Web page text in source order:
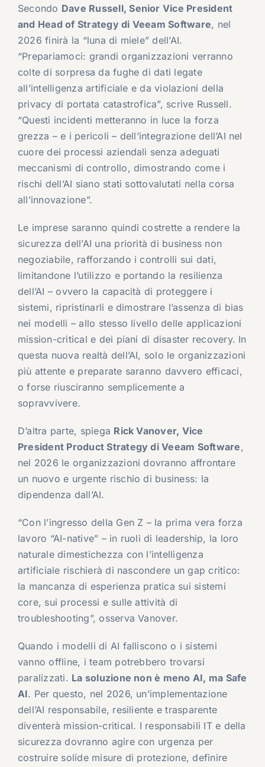
Secondo Dave Russell, Senior Vice President
and Head of Strategy di Veeam Software, nel
2026 finirà la “luna di miele” dell’AI.
“Prepariamoci: grandi organizzazioni verranno
colte di sorpresa da fughe di dati legate
all’intelligenza artificiale e da violazioni della
privacy di portata catastrofica”, scrive Russell.
“Questi incidenti metteranno in luce la forza
grezza – e i pericoli – dell’integrazione dell’AI nel
cuore dei processi aziendali senza adeguati
meccanismi di controllo, dimostrando come i
rischi dell’AI siano stati sottovalutati nella corsa
all’innovazione”.
Le imprese saranno quindi costrette a rendere la
sicurezza dell’AI una priorità di business non
negoziabile, rafforzando i controlli sui dati,
limitandone l’utilizzo e portando la resilienza
dell’AI – ovvero la capacità di proteggere i
sistemi, ripristinarli e dimostrare l’assenza di bias
nei modelli – allo stesso livello delle applicazioni
mission-critical e dei piani di disaster recovery. In
questa nuova realtà dell’AI, solo le organizzazioni
più attente e preparate saranno davvero efficaci,
o forse riusciranno semplicemente a
sopravvivere.
D’altra parte, spiega Rick Vanover, Vice
President Product Strategy di Veeam Software,
nel 2026 le organizzazioni dovranno affrontare
un nuovo e urgente rischio di business: la
dipendenza dall’AI.
“Con l’ingresso della Gen Z – la prima vera forza
lavoro “AI-native” – in ruoli di leadership, la loro
naturale dimestichezza con l’intelligenza
artificiale rischierà di nascondere un gap critico:
la mancanza di esperienza pratica sui sistemi
core, sui processi e sulle attività di
troubleshooting”, osserva Vanover.
Quando i modelli di AI falliscono o i sistemi
vanno offline, i team potrebbero trovarsi
paralizzati. La soluzione non è meno AI, ma Safe
AI. Per questo, nel 2026, un’implementazione
dell’AI responsabile, resiliente e trasparente
diventerà mission-critical. I responsabili IT e della
sicurezza dovranno agire con urgenza per
costruire solide misure di protezione, definire